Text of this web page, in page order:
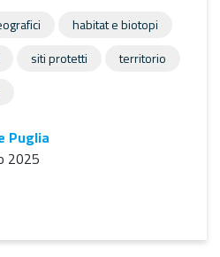
habitat e biotopi
siti protetti
territorio
Puglia
2025